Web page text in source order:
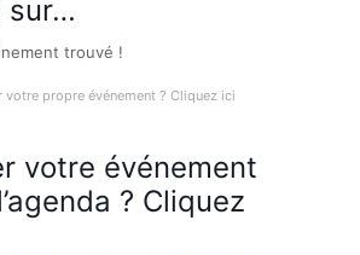
sur…
trouvé !
votre propre événement ? Cliquez ici
votre événement
? Cliquez